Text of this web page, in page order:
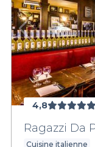
4,8
Ragazzi Da
Cuisine italienne